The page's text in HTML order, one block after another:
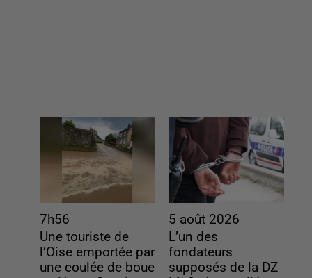
7h56
Une touriste de
l’Oise emportée par
une coulée de boue
5 août 2026
L’un des
fondateurs
supposés de la DZ